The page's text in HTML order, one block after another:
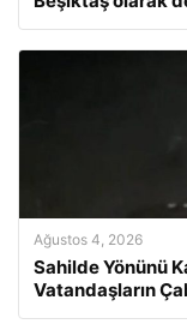
Ağustos 4, 2026
Sahilde Yönünü
Vatandaşların